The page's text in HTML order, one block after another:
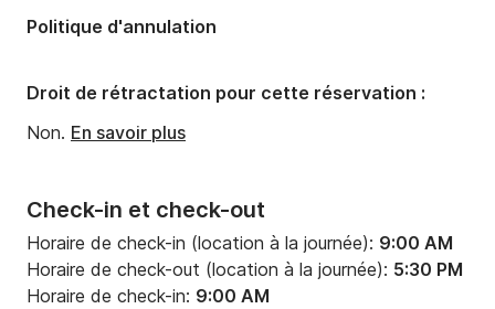
Puissance moteur:0cv
Check-in et check-out
Horaire de check-in (location à la journée): 9:00 AM
Horaire de check-out (location à la journée): 5:30 PM
Horaire de check-in: 9:00 AM
Politique d'annulation
Droit de rétractation pour cette réservation :
Non. En savoir plus